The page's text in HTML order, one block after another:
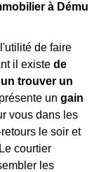
à Dému
de faire
il existe de
trouver un
un gain
vous dans les
le soir et
courtier
les